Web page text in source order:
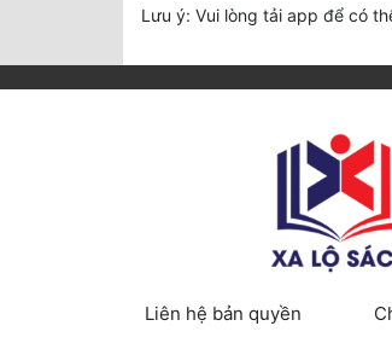
Lưu ý: Vui lòng tải app để có
Liên hệ bản quyền